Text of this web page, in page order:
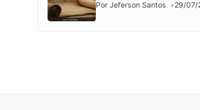
Por Jeferson Santos 29/07/